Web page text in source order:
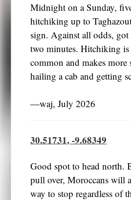
Midnight on a Sunday,
hitchiking up to
sign. Against all odds,
two minutes. Hitchiking is
common and makes more
hailing a cab and getting
―waj, July 2026
30.51731, -9.68349
Good spot to head north.
pull over, Moroccans will
way to stop regardless of